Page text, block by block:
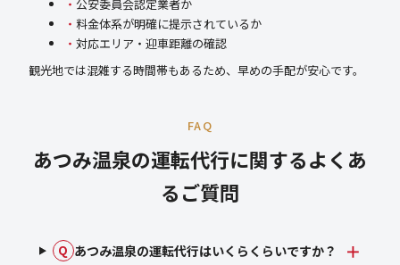
公安委員会認定業者か
料金体系が明確に提示されているか
対応エリア・迎車距離の確認
観光地では混雑する時間帯もあるため、早めの手配が安心です。
FAQ
あつみ温泉の運転代行に関するよくあ
るご質問
Q あつみ温泉の運転代行はいくらくらいですか？